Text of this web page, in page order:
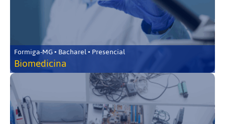
Formiga-MG • Bacharel • Presencial
Biomedicina